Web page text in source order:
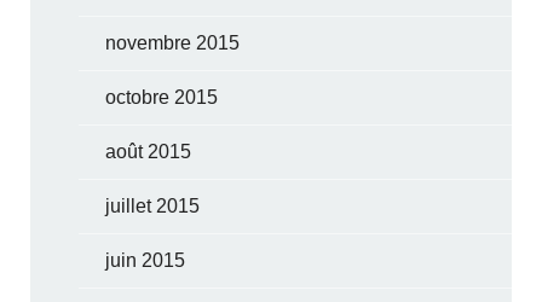
novembre 2015
octobre 2015
août 2015
juillet 2015
juin 2015